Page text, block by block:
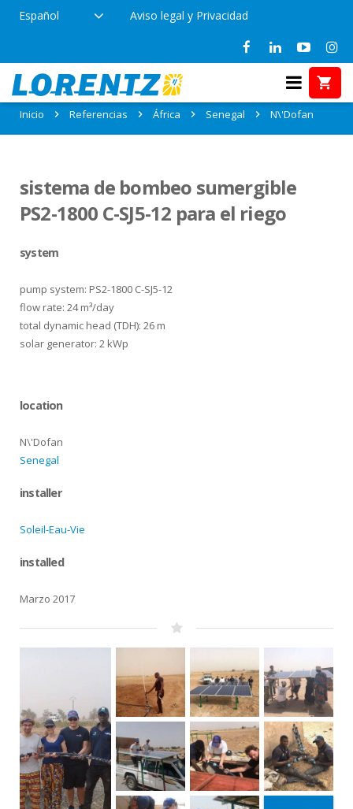
Español Aviso legal y Privacidad
Referencias en N\'Dofan, Senegal
Inicio Referencias África Senegal N\'Dofan
sistema de bombeo sumergible
PS2-1800 C-SJ5-12 para el riego
system
pump system: PS2-1800 C-SJ5-12
flow rate: 24 m³/day
total dynamic head (TDH): 26 m
solar generator: 2 kWp
location
N\'Dofan
Senegal
installer
Soleil-Eau-Vie
installed
Marzo 2017